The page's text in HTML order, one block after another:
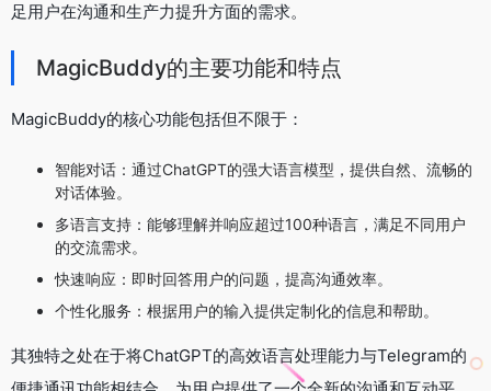
足用户在沟通和生产力提升方面的需求。
MagicBuddy的主要功能和特点
MagicBuddy的核心功能包括但不限于：
智能对话：通过ChatGPT的强大语言模型，提供自然、流畅的
对话体验。
多语言支持：能够理解并响应超过100种语言，满足不同用户
的交流需求。
快速响应：即时回答用户的问题，提高沟通效率。
个性化服务：根据用户的输入提供定制化的信息和帮助。
其独特之处在于将ChatGPT的高效语言处理能力与Telegram的